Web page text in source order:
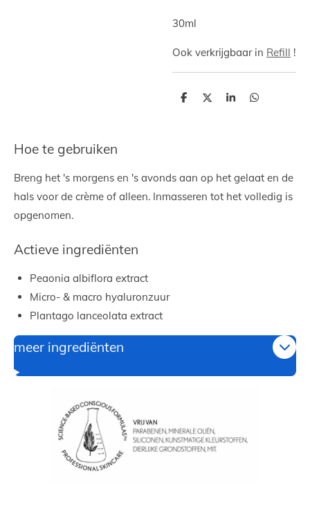
30ml
Ook verkrijgbaar in Refill !
D
D
S
D
Hoe te gebruiken
Breng het 's morgens en 's avonds aan op het gelaat en de
hals voor de crème of alleen. Inmasseren tot het volledig is
opgenomen.
Actieve ingrediënten
Peaonia albiflora extract
Micro- & macro hyaluronzuur
Plantago lanceolata extract
meer ingrediënten